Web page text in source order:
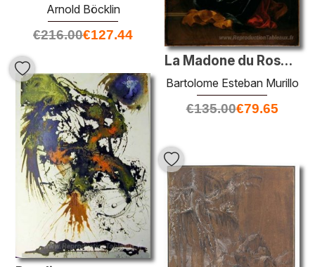
La Madone du Rosaire
Bartolome Esteban Murillo
€135.00€79.65
Arnold Böcklin
€216.00€127.44